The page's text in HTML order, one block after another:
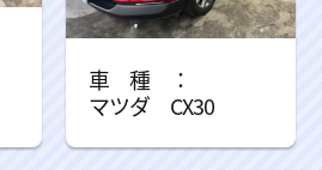
マツダ CX30